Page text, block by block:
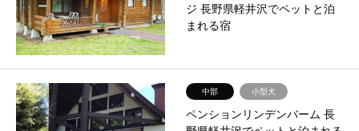
ジ 長野県軽井沢でペットと泊
まれる宿
中部 小型犬
ペンションリンデンバーム 長